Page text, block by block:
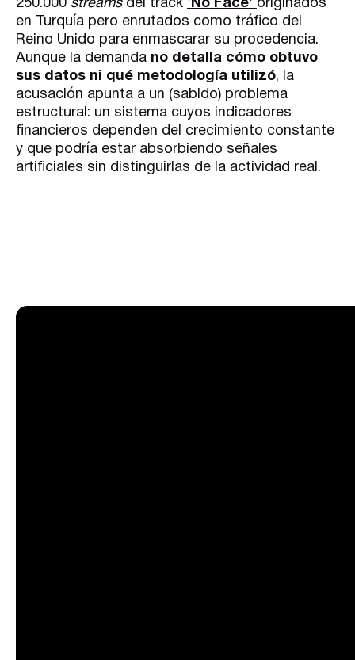
250.000 streamsdel track 'No Face' originados
en Turquía pero enrutados como tráfico del
Reino Unido para enmascarar su procedencia.
Aunque la demanda no detalla cómo obtuvo
sus datos ni qué metodología utilizó, la
acusación apunta a un (sabido) problema
estructural: un sistema cuyos indicadores
financieros dependen del crecimiento constante
y que podría estar absorbiendo señales
artificiales sin distinguirlas de la actividad real.